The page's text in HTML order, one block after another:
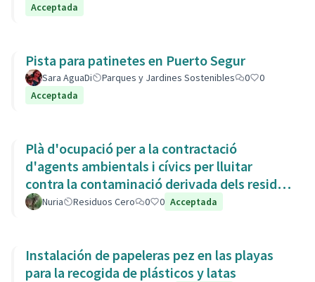
Acceptada
Pista para patinetes en Puerto Segur
Sara AguaDi Parques y Jardines Sostenibles 0
0
Acceptada
Plà d'ocupació per a la contractació
d'agents ambientals i cívics per lluitar
contra la contaminació derivada dels residus
de la Còvid-19
Nuria Residuos Cero 0 0 Acceptada
Instalación de papeleras pez en las playas
para la recogida de plásticos y latas